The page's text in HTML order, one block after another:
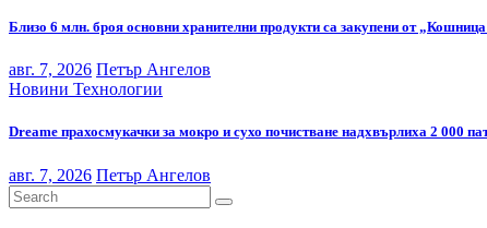
Близо 6 млн. броя основни хранителни продукти са закупени от
авг. 7, 2026 Петър Ангелов
Новини Технологии
Dreame прахосмукачки за мокро и сухо почистване надхвърлиха 2 000
авг. 7, 2026 Петър Ангелов